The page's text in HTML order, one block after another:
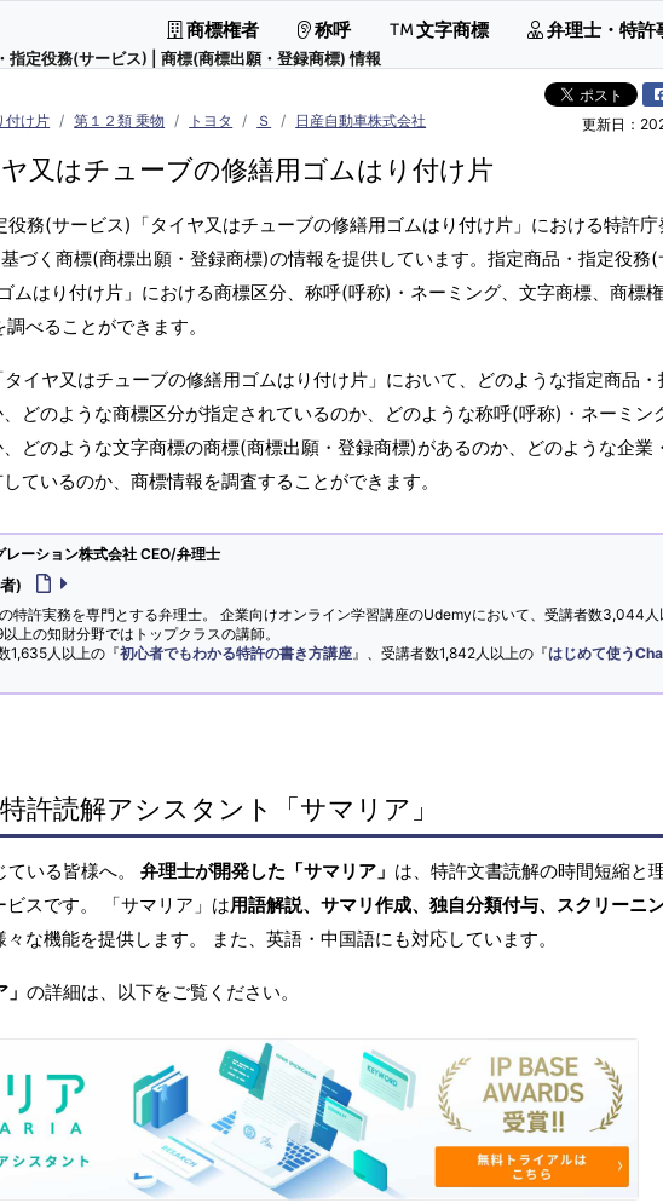
指定役務(サービス) | 商標(商標出願・登録商標) 情報
商標権者 称呼 文字商標 弁理士・特許
付け片 第１２類 乗物 トヨタ Ｓ 日産自動車株式会社 更新日：
又はチューブの修繕用ゴムはり付け片
役務(サービス)「タイヤ又はチューブの修繕用ゴムはり付け片」における特許庁
づく商標(商標出願・登録商標)の情報を提供しています。指定商品・指定役務(
ムはり付け片」における商標区分、称呼(呼称)・ネーミング、文字商標、商標
べることができます。
イヤ又はチューブの修繕用ゴムはり付け片」において、どのような指定商品・
どのような商標区分が指定されているのか、どのような称呼(呼称)・ネーミン
どのような文字商標の商標(商標出願・登録商標)があるのか、どのような企業
ているのか、商標情報を調査することができます。
レーション株式会社 CEO/弁理士
)
特許実務を専門とする弁理士。 企業向けオンライン学習講座のUdemyにおいて、受講者数3,044人
上の知財分野ではトップクラスの講師。
1,635人以上の『初心者でもわかる特許の書き方講座 』、受講者数1,842人以上の『はじめて使う
許読解アシスタント「サマリア」
ている皆様へ。 弁理士が開発した「サマリア」 は、特許文書読解の時間短縮と
スです。 「サマリア」は用語解説、サマリ作成、独自分類付与、スクリーニ
な機能を提供します。 また、英語・中国語にも対応しています。
の詳細は、以下をご覧ください。